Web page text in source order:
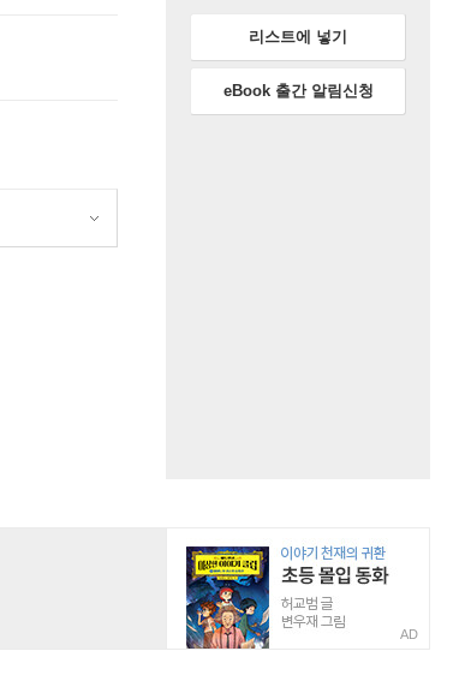
리스트에 넣기
eBook 출간 알림신청
AD